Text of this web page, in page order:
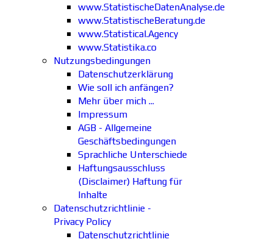
www.StatistischeDatenAnalyse.de
www.StatistischeBeratung.de
www.Statistical.Agency
www.Statistika.co
Nutzungsbedingungen
Datenschutzerklärung
Wie soll ich anfängen?
Mehr über mich ...
Impressum
AGB - Allgemeine
Geschäftsbedingungen
Sprachliche Unterschiede
Haftungsausschluss
(Disclaimer) Haftung für
Inhalte
Datenschutzrichtlinie -
Privacy Policy
Datenschutzrichtlinie